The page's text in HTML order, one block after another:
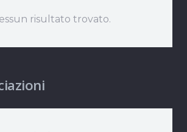
risultato trovato.